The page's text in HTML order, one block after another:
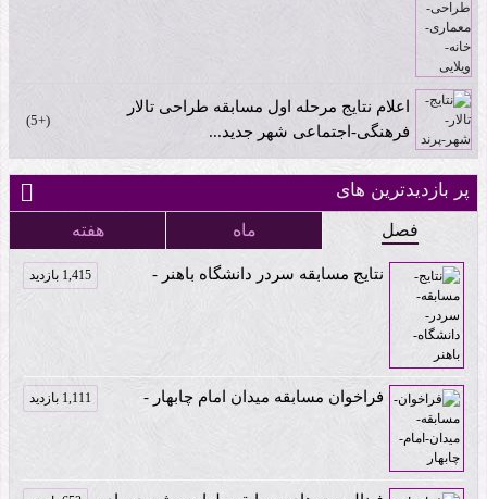
اعلام نتایج مرحله اول مسابقه طراحی تالار
فرهنگی-اجتماعی شهر جدید...
+5
پر بازدیدترین های
فصل ماه هفته
نتایج مسابقه سردر دانشگاه باهنر - 1,415 بازدید
فراخوان مسابقه میدان امام چابهار - 1,111 بازدید